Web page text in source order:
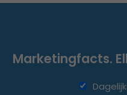
Marketingfacts.